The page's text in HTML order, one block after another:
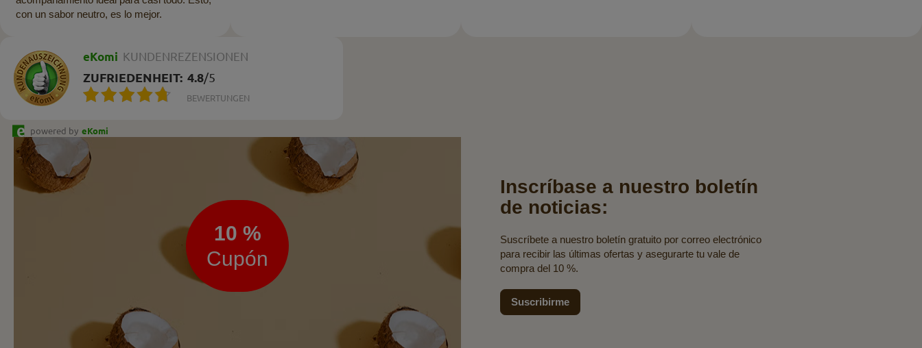
con un sabor neutro, es lo mejor.
eKomi KUNDENREZENSIONEN
ZUFRIEDENHEIT: 4.8/5
BEWERTUNGEN
powered by eKomi
Boletín
noticias
10 %
Cupón
Inscríbase a nuestro boletín
de noticias:
Suscríbete a nuestro boletín gratuito por correo electrónico
para recibir las últimas ofertas y asegurarte tu vale de
compra del 10 %.
Suscribirme